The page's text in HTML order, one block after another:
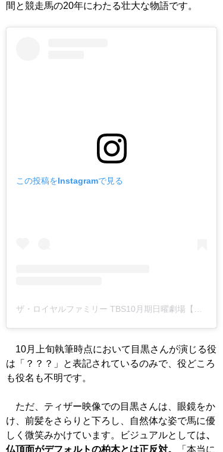
間と競走馬の20年にわたる壮大な物語です。
この投稿をInstagramで見る
10月上旬執筆時点において目黒さんが演じる役
は「？？？」と表記されているのみで、役どころ
も役名も不明です。
ただ、ティザー映像での目黒さんは、眼鏡をか
け、前髪をさらりと下ろし、自然体な姿で馬に優
しく微笑みかけています。ビジュアルとしては、
仏頂面がデフォルトの柏木とは正反対。
「本当に